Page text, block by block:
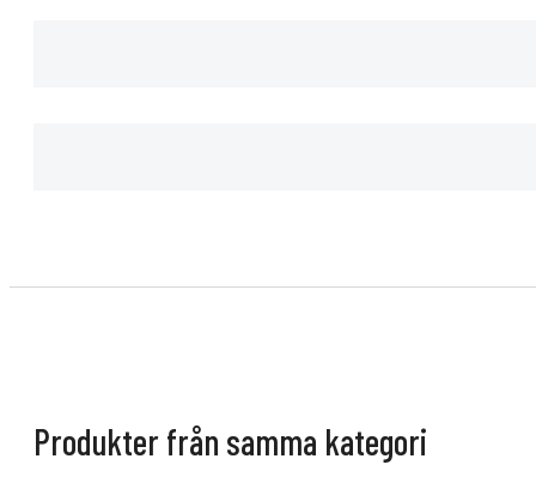
Produkter från samma kategori